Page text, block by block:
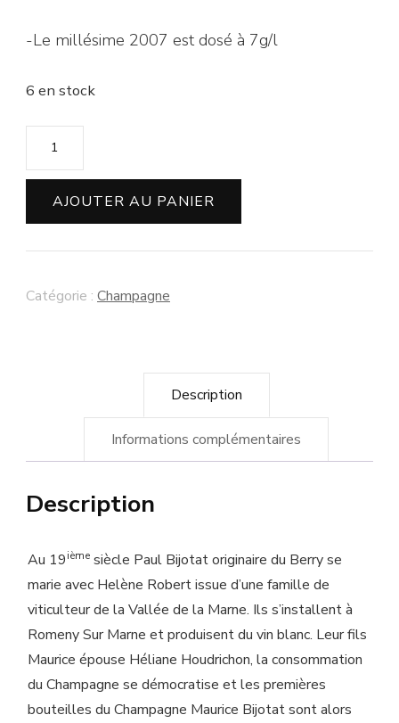
-Le millésime 2007 est dosé à 7g/l
6 en stock
quantité
de
Champagne
Bernard
Bijotat
Vintage
AJOUTER AU PANIER
Catégorie : Champagne
Description
Informations complémentaires
Description
Au 19ième siècle Paul Bijotat originaire du Berry se
marie avec Helène Robert issue d’une famille de
viticulteur de la Vallée de la Marne. Ils s’installent à
Romeny Sur Marne et produisent du vin blanc. Leur fils
Maurice épouse Héliane Houdrichon, la consommation
du Champagne se démocratise et les premières
bouteilles du Champagne Maurice Bijotat sont alors